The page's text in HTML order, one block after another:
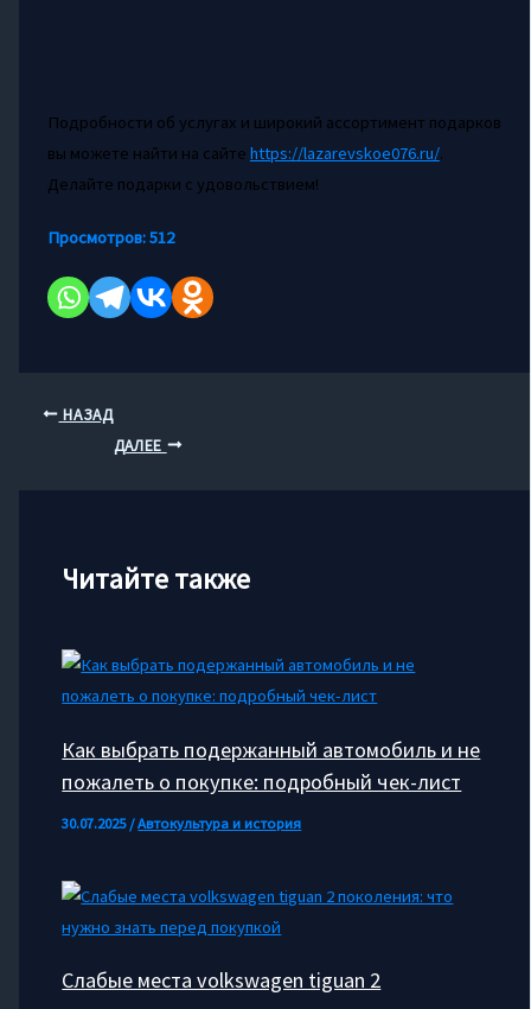
Подробности об услугах и широкий ассортимент подарков
вы можете найти на сайте https://lazarevskoe076.ru/.
Делайте подарки с удовольствием!
Просмотров:512
НАЗАД
ДАЛЕЕ
Читайте также
Как выбрать подержанный автомобиль и не
пожалеть о покупке: подробный чек-лист
30.07.2025/Автокультура и история
Слабые места volkswagen tiguan 2